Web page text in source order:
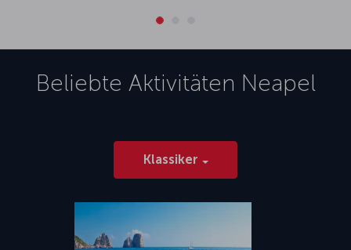
Beliebte Aktivitäten Neapel
Klassiker